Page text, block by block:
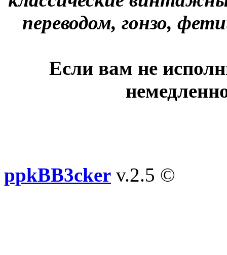
переводом, гонзо,
Если вам не
ppkBB3cker v.2.5 ©